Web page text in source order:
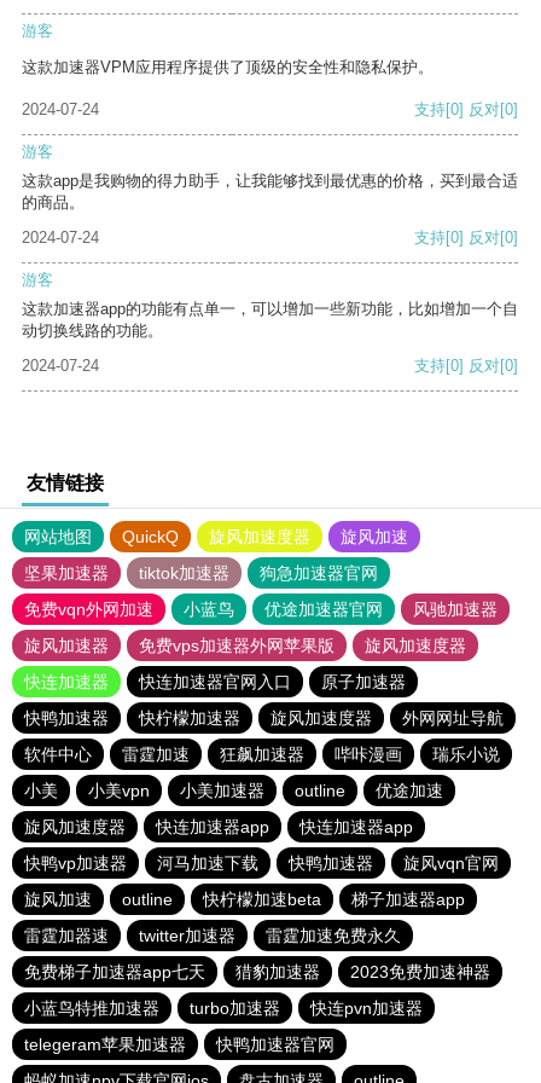
游客
这款加速器VPM应用程序提供了顶级的安全性和隐私保护。
2024-07-24 支持[0] 反对[0]
游客
这款app是我购物的得力助手，让我能够找到最优惠的价格，买到最合适
的商品。
2024-07-24
支持[0] 反对[0]
游客
这款加速器app的功能有点单一，可以增加一些新功能，比如增加一个自
动切换线路的功能。
2024-07-24
支持[0] 反对[0]
友情链接
网站地图 QuickQ 旋风加速度器
旋风加速
坚果加速器
tiktok加速器
狗急加速器官网
免费vqn外网加速
小蓝鸟 优途加速器官网
风驰加速器
旋风加速器
免费vps加速器外网苹果版
旋风加速度器
快连加速器
快连加速器官网入口
原子加速器
快鸭加速器
快柠檬加速器 旋风加速度器
外网网址导航
软件中心
雷霆加速 狂飙加速器 哔咔漫画
瑞乐小说
小美
小美vpn 小美加速器 outline
优途加速
旋风加速度器
快连加速器app
快连加速器app
快鸭vp加速器
河马加速下载 快鸭加速器
旋风vqn官网
旋风加速
outline 快柠檬加速beta
梯子加速器app
雷霆加器速
twitter加速器
雷霆加速免费永久
免费梯子加速器app七天
猎豹加速器
2023免费加速神器
小蓝鸟特推加速器
turbo加速器
快连pvn加速器
telegeram苹果加速器
快鸭加速器官网